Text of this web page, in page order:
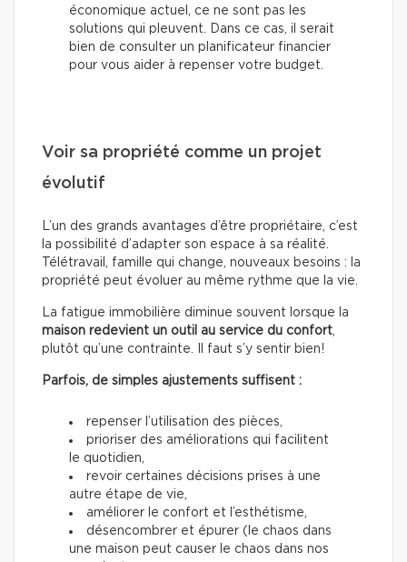
économique actuel, ce ne sont pas les
solutions qui pleuvent. Dans ce cas, il serait
bien de consulter un planificateur financier
pour vous aider à repenser votre budget.
Voir sa propriété comme un projet
évolutif
L’un des grands avantages d’être propriétaire, c’est
la possibilité d’adapter son espace à sa réalité.
Télétravail, famille qui change, nouveaux besoins : la
propriété peut évoluer au même rythme que la vie.
La fatigue immobilière diminue souvent lorsque la
maison redevient un outil au service du confort
plutôt qu’une contrainte. Il faut s’y sentir bien!
Parfois, de simples ajustements suffisent :
repenser l’utilisation des pièces,
prioriser des améliorations qui facilitent
le quotidien,
revoir certaines décisions prises à une
autre étape de vie,
améliorer le confort et l’esthétisme,
désencombrer et épurer (le chaos dans
une maison peut causer le chaos dans nos